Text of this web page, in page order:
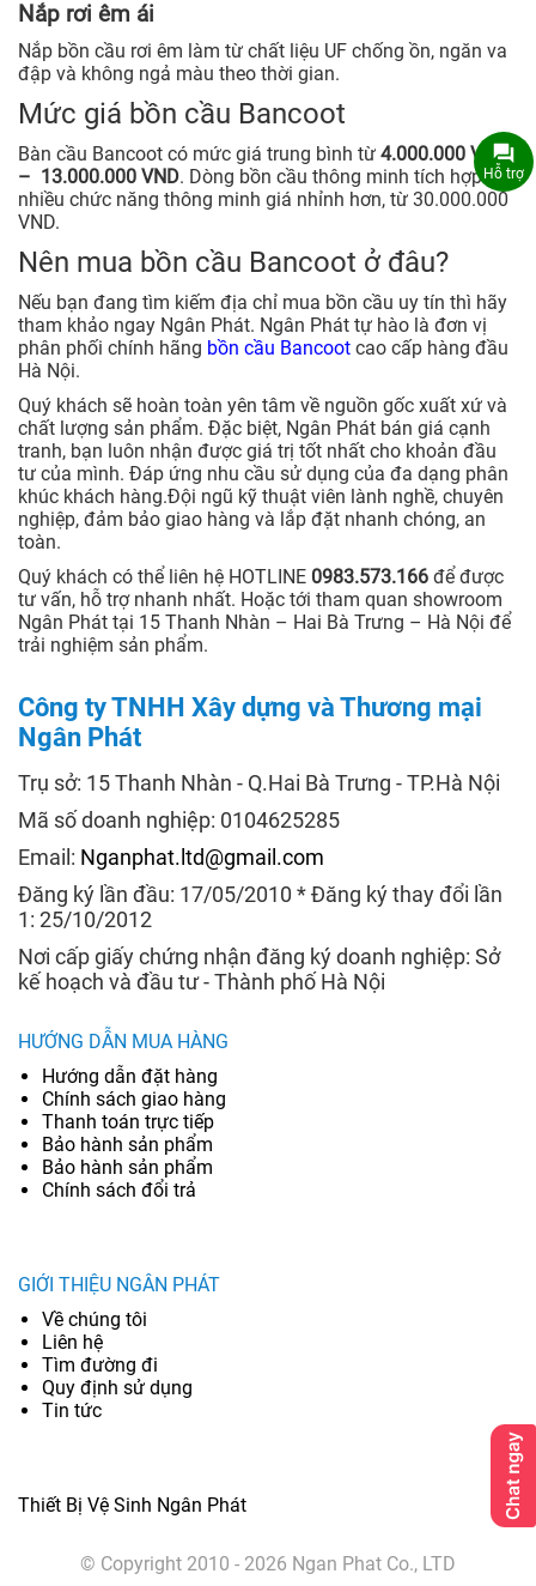
Nắp rơi êm ái
Nắp bồn cầu rơi êm làm từ chất liệu UF chống ồn, ngăn va
đập và không ngả màu theo thời gian.
Mức giá bồn cầu Bancoot
Bàn cầu Bancoot có mức giá trung bình từ 4.000.000 VND
– 13.000.000 VND. Dòng bồn cầu thông minh tích hợp
nhiều chức năng thông minh giá nhỉnh hơn, từ 30.000.000
VND.
Nên mua bồn cầu Bancoot ở đâu?
Nếu bạn đang tìm kiếm địa chỉ mua bồn cầu uy tín thì hãy
tham khảo ngay Ngân Phát. Ngân Phát tự hào là đơn vị
phân phối chính hãng bồn cầu Bancoot cao cấp hàng đầu
Hà Nội.
Quý khách sẽ hoàn toàn yên tâm về nguồn gốc xuất xứ và
chất lượng sản phẩm. Đặc biệt, Ngân Phát bán giá cạnh
tranh, bạn luôn nhận được giá trị tốt nhất cho khoản đầu
tư của mình. Đáp ứng nhu cầu sử dụng của đa dạng phân
khúc khách hàng.Đội ngũ kỹ thuật viên lành nghề, chuyên
nghiệp, đảm bảo giao hàng và lắp đặt nhanh chóng, an
toàn.
Quý khách có thể liên hệ HOTLINE 0983.573.166 để được
tư vấn, hỗ trợ nhanh nhất. Hoặc tới tham quan showroom
Ngân Phát tại 15 Thanh Nhàn – Hai Bà Trưng – Hà Nội để
trải nghiệm sản phẩm.
Công ty TNHH Xây dựng và Thương mại
Ngân Phát
Trụ sở: 15 Thanh Nhàn - Q.Hai Bà Trưng - TP.Hà Nội
Mã số doanh nghiệp: 0104625285
Email: Nganphat.ltd@gmail.com
Đăng ký lần đầu: 17/05/2010 * Đăng ký thay đổi lần
1: 25/10/2012
Nơi cấp giấy chứng nhận đăng ký doanh nghiệp: Sở
kế hoạch và đầu tư - Thành phố Hà Nội
HƯỚNG DẪN MUA HÀNG
Hướng dẫn đặt hàng
Chính sách giao hàng
Thanh toán trực tiếp
Bảo hành sản phẩm
Bảo hành sản phẩm
Chính sách đổi trả
GIỚI THIỆU NGÂN PHÁT
Về chúng tôi
Liên hệ
Tìm đường đi
Quy định sử dụng
Tin tức
Thiết Bị Vệ Sinh Ngân Phát
© Copyright 2010 - 2026 Ngan Phat Co., LTD
Hỗ trợ